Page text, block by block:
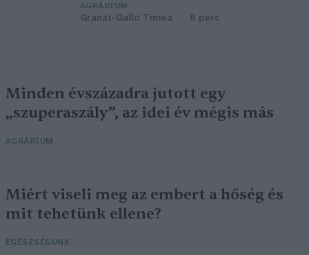
AGRÁRIUM
Granát-Galló Tímea 6 perc
Minden évszázadra jutott egy
„szuperaszály”, az idei év mégis más
AGRÁRIUM
Miért viseli meg az embert a hőség és
mit tehetünk ellene?
EGÉSZSÉGÜNK